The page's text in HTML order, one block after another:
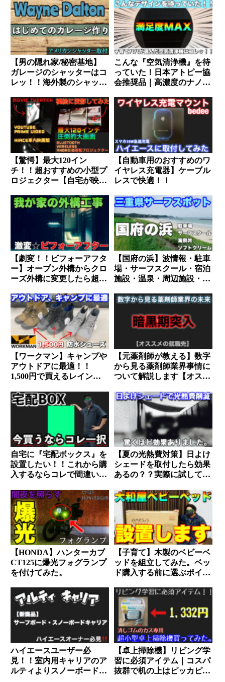
でした。
【男の隠れ家/秘密基地】
ガレージのシャッターはコ
レッ！！海外製のシャッタ
こんな『空気清浄機』を待
っていた！日本アトピー協
会推奨品｜高濃度のナノイ
にも最適。
【驚愕】最大120イン
チ！！超おすすめの小型プ
ロジェクター【自宅が映画
【自動車用のおすすめのワ
イヤレス充電器】ケーブル
レスで快適！！
【劇変！！ビフォーアフタ
ー】オープン外構からクロ
ーズ外構に変更したら超快
【国府の浜】波情報・駐車
場・サーフスクール・宿泊
施設・温泉・周辺施設・グ
【ワークマン】キャンプや
アウトドアに最適！！
1,500円で買えるレインシ
【元薬剤師が教える】数字
から見る薬剤師業界事情に
ついて解説します【オスス
自宅に『宅配ボックス』を
設置したい！！これから購
入するならコレで間違いな
【夏の光熱費対策】日よけ
シェードを取付したら効果
あるの？？実際に試してみ
【HONDA】ハンターカブ
CT125に爆光フォグランプ
を付けてみた。
【子育て】木製のベビーベ
ッドを組立してみた。ベッ
ド購入する前に選ぶポイン
ハイエースユーザー必
見！！室内用キャリアのア
ルティよりスノーボード
【卓上掃除機】リビング学
習に必須アイテム｜コスパ
抜群で机の上はピッカピ